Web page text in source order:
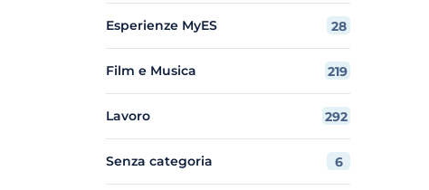
Esperienze MyES 28
Film e Musica 219
Lavoro 292
Senza categoria 6